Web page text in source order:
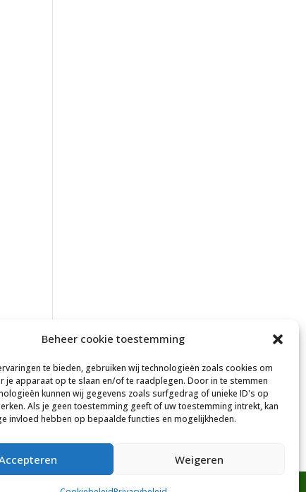
Beheer cookie toestemming
te bieden, gebruiken wij technologieën zoals cookies om
je apparaat op te slaan en/of te raadplegen. Door in te stemmen
kunnen wij gegevens zoals surfgedrag of unieke ID's op
Als je geen toestemming geeft of uw toestemming intrekt, kan
invloed hebben op bepaalde functies en mogelijkheden.
Weigeren